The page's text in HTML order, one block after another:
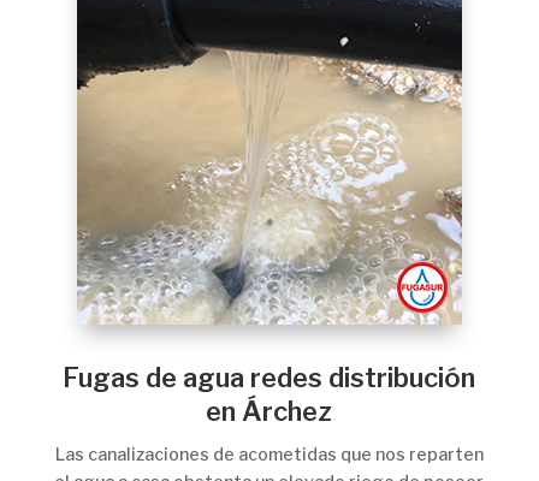
Fugas de agua redes distribución
en Árchez
Las canalizaciones de acometidas que nos reparten